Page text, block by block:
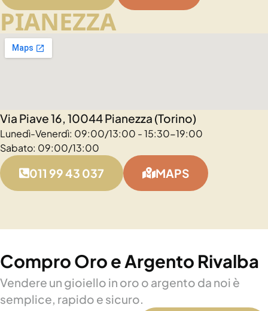
PIANEZZA
Via Piave 16, 10044 Pianezza (Torino)
Lunedì-Venerdì: 09:00/13:00 - 15:30-19:00
Sabato: 09:00/13:00
011 99 43 037 MAPS
Compro Oro e Argento Rivalba
Vendere un gioiello in oro o argento da noi è
semplice, rapido e sicuro.